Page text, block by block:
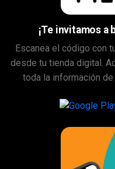
¡Te invitamos a
Escanea el código con
desde tu tienda digital.
toda la información